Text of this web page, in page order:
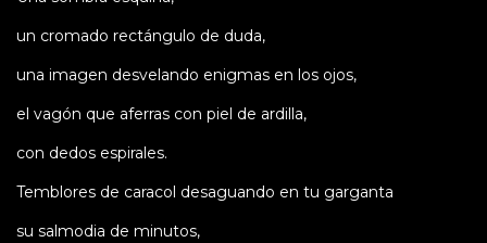
un cromado rectángulo de duda,
una imagen desvelando enigmas en los ojos,
el vagón que aferras con piel de ardilla,
con dedos espirales.
Temblores de caracol desaguando en tu garganta
su salmodia de minutos,